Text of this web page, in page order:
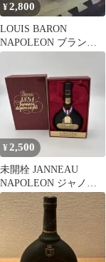
¥2,800
LOUIS BARON
NAPOLEON ブランデ
ー 700ml
¥2,500
未開栓 JANNEAU
NAPOLEON ジャノー
ナポレオン